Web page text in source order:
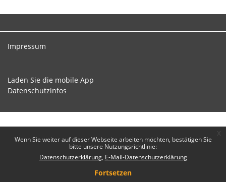
Impressum
Laden Sie die mobile App
Datenschutzinfos
Wenn Sie weiter auf dieser Webseite arbeiten möchten, bestätigen Sie
bitte unsere Nutzungsrichtlinie:
Datenschutzerklärung E-Mail-Datenschutzerklärung
Fortsetzen